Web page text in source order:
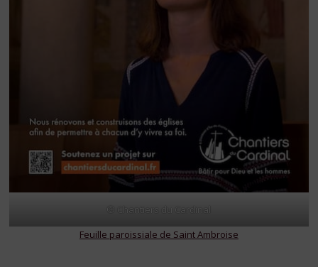
© Chantiers du Cardinal
Feuille paroissiale de Saint Ambroise